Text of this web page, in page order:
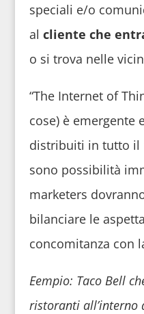
speciali e/o
al cliente che
o si trova nelle
“The Internet of
cose) è emergente
distribuiti in tutto il
sono possibilità
marketers
bilanciare le
concomitanza con
Eempio: Taco Bell
ristoranti all’interno